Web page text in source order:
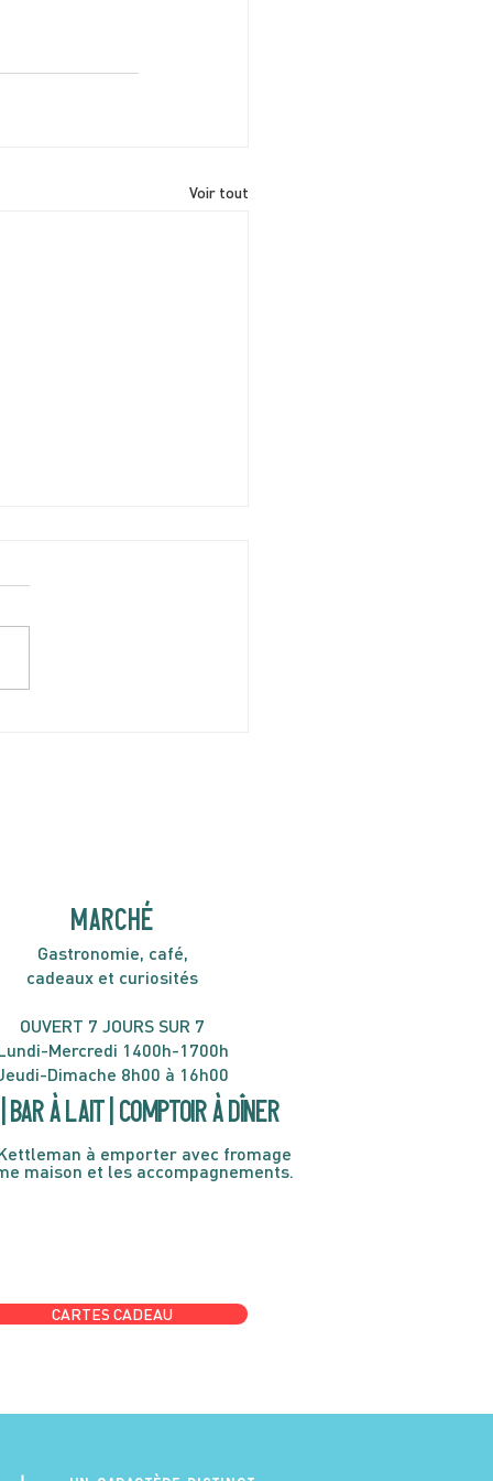
Voir tout
MARCHÉ
Gastronomie, café,
cadeaux et curiosités
OUVERT 7 JOURS SUR 7
Mercredi 1400h-1700h
Jeudi-Dimache 8h00 à 16h00
Bar à lait | Comptoir à dîner
à emporter avec fromage
maison et les accompagnements.
CARTES CADEAU